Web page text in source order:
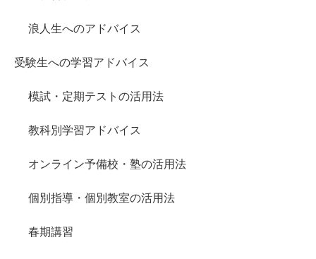
浪人生へのアドバイス
受験生への学習アドバイス
模試・定期テストの活用法
教科別学習アドバイス
オンライン予備校・塾の活用法
個別指導・個別教室の活用法
春期講習